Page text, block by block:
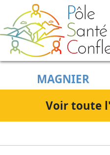
Skip to main content
MAGNIER
Voir toute